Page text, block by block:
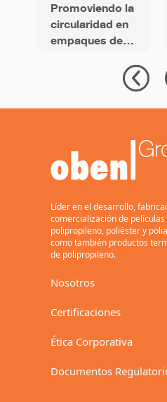
Promoviendo la
circularidad en
empaques de
película BOPP
Líder en el desarrollo,
comercialización de películas
polipropileno, poliéster y
como también productos
de polipropileno.
Nosotros
Certificaciones
Ética Corporativa
Documentos